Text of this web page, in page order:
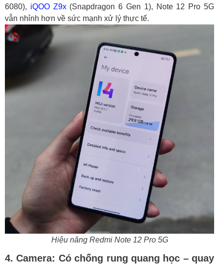
6080), iQOO Z9x(Snapdragon 6 Gen 1), Note 12 Pro 5G
vẫn nhỉnh hơn về sức mạnh xử lý thực tế.
Hiệu năng Redmi Note 12 Pro 5G
4. Camera: Có chống rung quang học – quay